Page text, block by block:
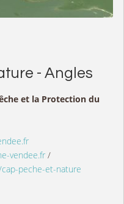
- Angles
et la Protection du
vendee.fr /
peche-et-nature